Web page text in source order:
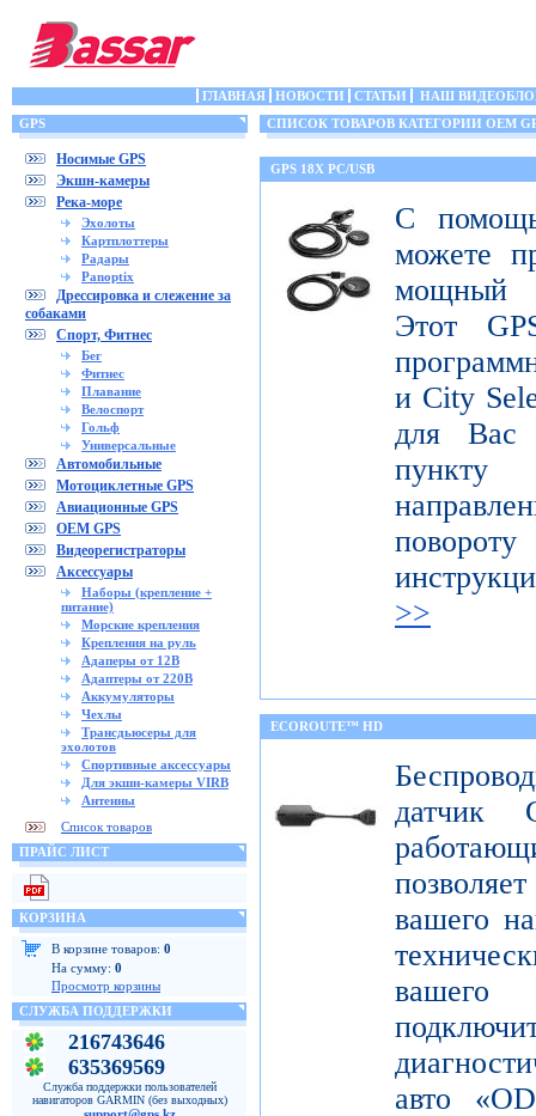
ГЛАВНАЯ НОВОСТИ СТАТЬИ
НАШ
GPS
Носимые GPS
Экшн-камеры
Река-море
Эхолоты
Картплоттеры
Радары
Panoptix
Дрессировка и слежение за
собаками
Спорт, Фитнес
Бег
Фитнес
Плавание
Велоспорт
Гольф
Универсальные
Автомобильные
Мотоциклетные GPS
Авиационные GPS
OEM GPS
Видеорегистраторы
Аксессуары
Наборы (крепление +
питание)
Морские крепления
Крепления на руль
Адаперы от 12В
Адаптеры от 220В
Аккумуляторы
Чехлы
Трансдьюсеры для
эхолотов
Спортивные аксессуары
Для экшн-камеры VIRB
Антенны
Список товаров
ПРАЙС ЛИСТ
КОРЗИНА
В корзине товаров: 0
На сумму: 0
Просмотр корзины
СЛУЖБА ПОДДЕРЖКИ
216743646
635369569
Служба поддержки пользователей
навигаторов GARMIN (без выходных)
СПИСОК ТОВАРОВ КАТЕГОРИИ OEM
GPS 18X PC/USB
С
можете
мощный
Этот
и City
для Вас
пункту
>>
ECOROUTE™ HD
датчик
вашего
вашего
авто